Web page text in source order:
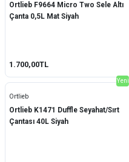
Ortlieb F9664 Micro Two Sele Altı
Çanta 0,5L Mat Siyah
1.700,00TL
Yeni
Ortlieb
Ortlieb K1471 Duffle Seyahat/Sırt
Çantası 40L Siyah